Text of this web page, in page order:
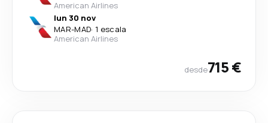
American Airlines
lun 30 nov
MAR-MAD· 1 escala
American Airlines
desde715 €